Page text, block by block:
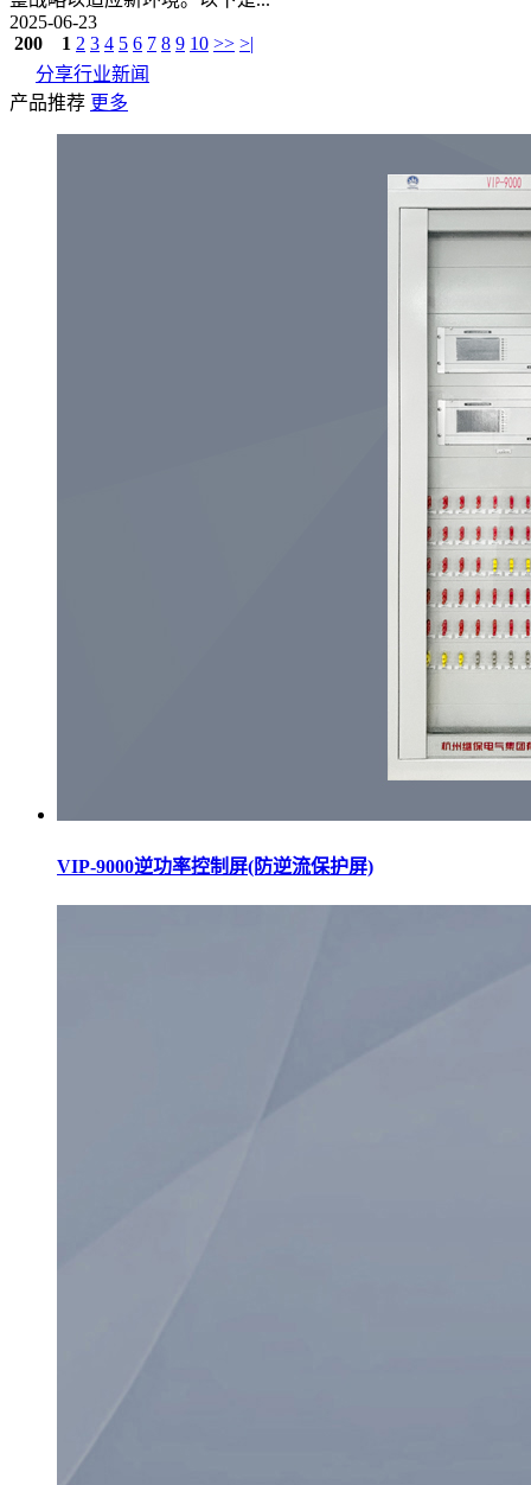
2025-06-23
200
1 2 3 4 5 6 7 8 9 10 >> >|
分享行业新闻
产品推荐 更多
VIP-9000逆功率控制屏(防逆流保护屏)